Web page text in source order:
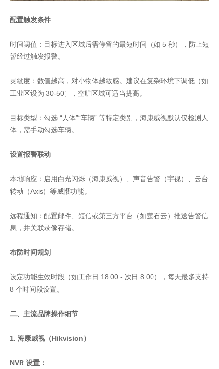
配置触发条件
时间阈值：目标进入区域后需停留的最短时间（如 5 秒），防止短
暂经过触发报警。
灵敏度：数值越高，对小物体越敏感。建议在复杂环境下调低（如
工业区设为 30-50），空旷区域可适当提高。
目标类型：勾选 “人体”“车辆” 等特定类别，海康威视默认仅检测人
体，需手动勾选车辆。
设置报警联动
本地响应：启用白光闪烁（海康威视）、声音告警（宇视）、云台
转动（Axis）等威慑功能。
远程通知：配置邮件、短信或第三方平台（如萤石云）推送告警信
息，并关联录像存储。
布防时间规划
设定功能生效时段（如工作日 18:00 - 次日 8:00），每天最多支持
8 个时间段设置。
二、主流品牌操作细节
1. 海康威视（Hikvision）
NVR 设置：